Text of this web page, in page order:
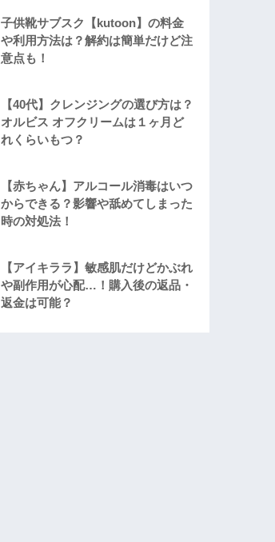
子供靴サブスク【kutoon】の料金
や利用方法は？解約は簡単だけど注
意点も！
【40代】クレンジングの選び方は？
オルビス オフクリームは１ヶ月ど
れくらいもつ？
【赤ちゃん】アルコール消毒はいつ
からできる？影響や舐めてしまった
時の対処法！
【アイキララ】敏感肌だけどかぶれ
や副作用が心配…！購入後の返品・
返金は可能？